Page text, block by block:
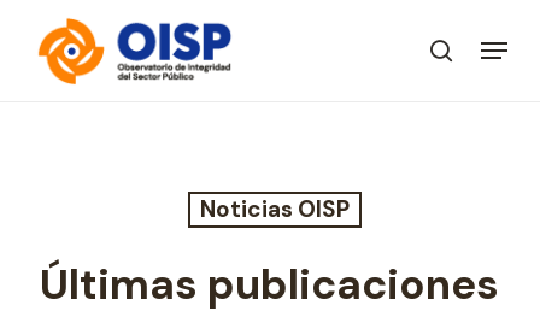
search
Menu
Noticias OISP
Últimas publicaciones